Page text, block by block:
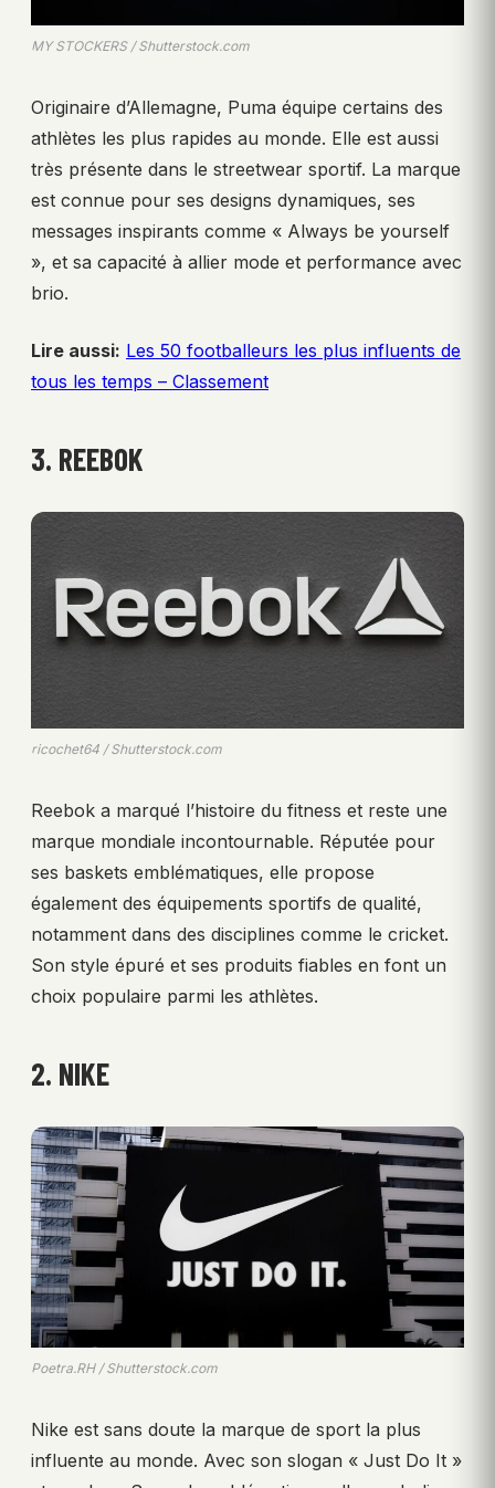
MY STOCKERS / Shutterstock.com
Originaire d’Allemagne, Puma équipe certains des
athlètes les plus rapides au monde. Elle est aussi
très présente dans le streetwear sportif. La marque
est connue pour ses designs dynamiques, ses
messages inspirants comme « Always be yourself
», et sa capacité à allier mode et performance avec
brio.
Lire aussi: Les 50 footballeurs les plus influents de
tous les temps – Classement
3. REEBOK
ricochet64 / Shutterstock.com
Reebok a marqué l’histoire du fitness et reste une
marque mondiale incontournable. Réputée pour
ses baskets emblématiques, elle propose
également des équipements sportifs de qualité,
notamment dans des disciplines comme le cricket.
Son style épuré et ses produits fiables en font un
choix populaire parmi les athlètes.
2. NIKE
Poetra.RH / Shutterstock.com
Nike est sans doute la marque de sport la plus
influente au monde. Avec son slogan « Just Do It »